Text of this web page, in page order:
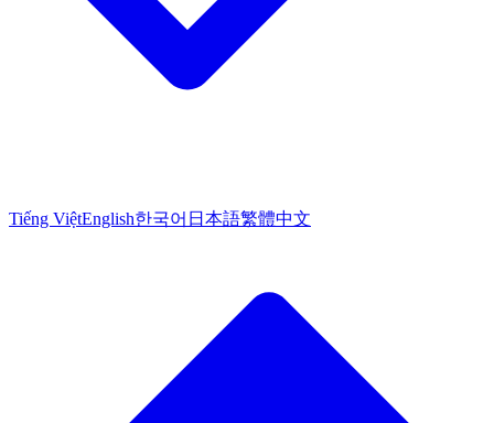
Tiếng ViệtEnglish한국어 日本語繁體中文